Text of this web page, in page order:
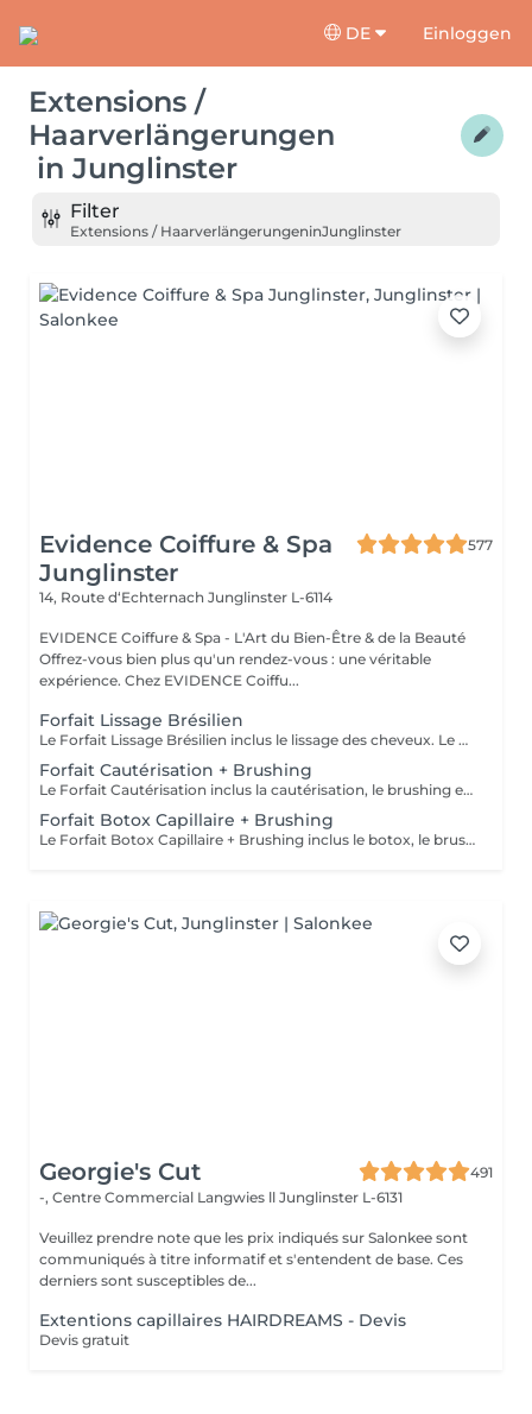
DE Einloggen
Extensions /
Haarverlängerungen
in Junglinster
Filter
Extensions / HaarverlängerungeninJunglinster
Evidence Coiffure & Spa
Junglinster
577
14, Route d‘Echternach Junglinster L-6114
EVIDENCE Coiffure & Spa - L'Art du Bien-Être & de la Beauté
Offrez-vous bien plus qu'un rendez-vous : une véritable
expérience. Chez EVIDENCE Coiffu...
Forfait Lissage Brésilien
Le Forfait Lissage Brésilien inclus le lissage des cheveux. Le prix pourra varier en fonction de la longueur et densité des cheveux. Pour tout renseignement complémentaire, n'hésitez pas à nous appeler.
Forfait Cautérisation + Brushing
Le Forfait Cautérisation inclus la cautérisation, le brushing et le shampoing. Le prix pourra varier en fonction de la longueur des cheveux. Pour tout renseignement complémentaire, n'hésitez pas à nous appeler.
Forfait Botox Capillaire + Brushing
Le Forfait Botox Capillaire + Brushing inclus le botox, le brushing et le shampoing. Le prix pourra varier en fonction de la longueur des cheveux. Pour tout renseignement complémentaire, n'hésitez pas à nous appeler.
Georgie's Cut
491
-, Centre Commercial Langwies ll Junglinster L-6131
Veuillez prendre note que les prix indiqués sur Salonkee sont
communiqués à titre informatif et s'entendent de base. Ces
derniers sont susceptibles de...
Extentions capillaires HAIRDREAMS - Devis
Devis gratuit